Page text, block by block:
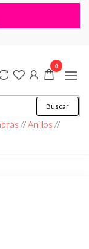
Buscar
//Anillos //
0